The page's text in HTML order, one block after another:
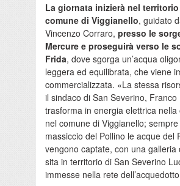
La giornata inizierà nel
comune di Viggianello, guidato
Vincenzo Corraro, presso le
Mercure e proseguirà verso le
Frida, dove sgorga un’acqua
leggera ed equilibrata, che viene
commercializzata. «La stessa
il sindaco di San Severino, Franco
trasforma in energia elettrica nella
nel comune di Viggianello; sempre
massiccio del Pollino le acque del
vengono captate, con una galleria
sita in territorio di San Severino
immesse nella rete